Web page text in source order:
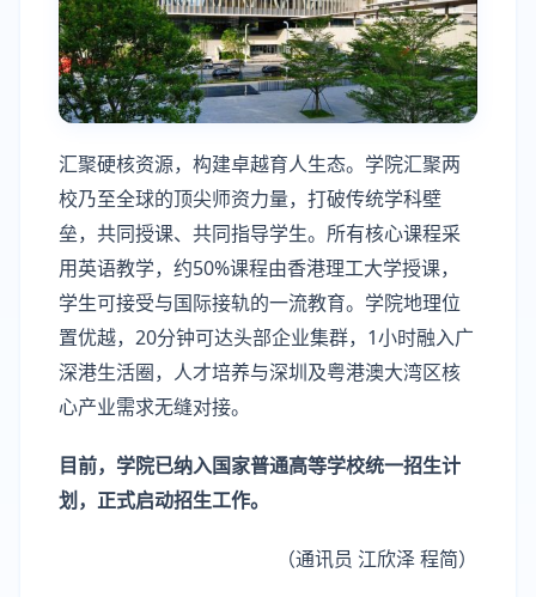
汇聚硬核资源，构建卓越育人生态。学院汇聚两
校乃至全球的顶尖师资力量，打破传统学科壁
垒，共同授课、共同指导学生。所有核心课程采
用英语教学，约50%课程由香港理工大学授课，
学生可接受与国际接轨的一流教育。学院地理位
置优越，20分钟可达头部企业集群，1小时融入广
深港生活圈，人才培养与深圳及粤港澳大湾区核
心产业需求无缝对接。
目前，学院已纳入国家普通高等学校统一招生计
划 ，正式启动招生工作。
（通讯员 江欣泽 程简）